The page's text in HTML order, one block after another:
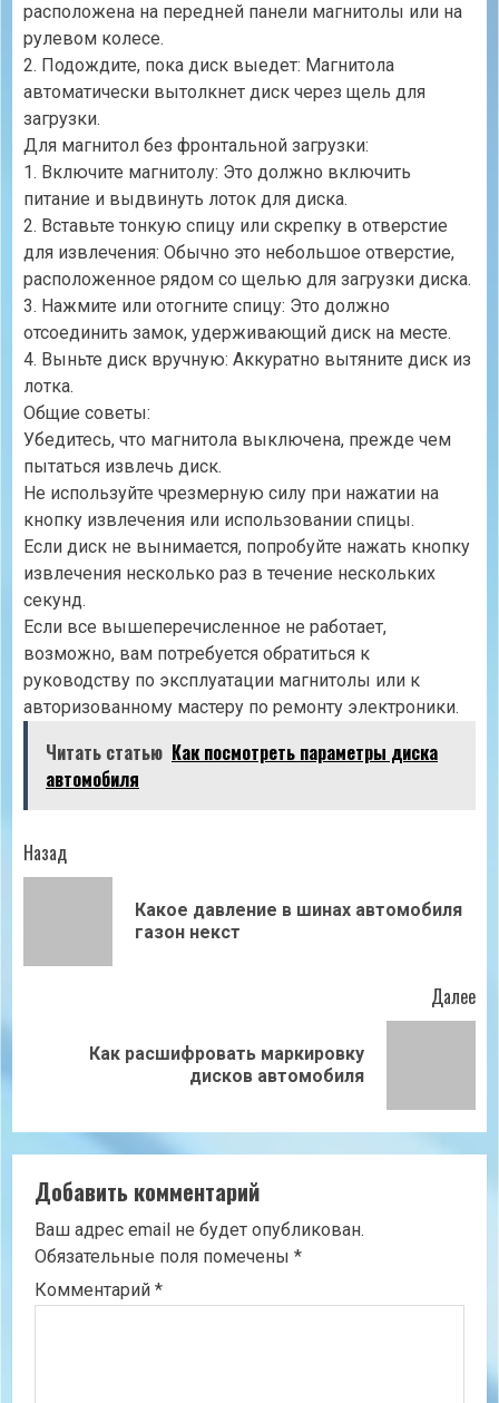
расположена на передней панели магнитолы или на
рулевом колесе.
2. Подождите, пока диск выедет: Магнитола
автоматически вытолкнет диск через щель для
загрузки.
Для магнитол без фронтальной загрузки:
1. Включите магнитолу: Это должно включить
питание и выдвинуть лоток для диска.
2. Вставьте тонкую спицу или скрепку в отверстие
для извлечения: Обычно это небольшое отверстие,
расположенное рядом со щелью для загрузки диска.
3. Нажмите или отогните спицу: Это должно
отсоединить замок, удерживающий диск на месте.
4. Выньте диск вручную: Аккуратно вытяните диск из
лотка.
Общие советы:
Убедитесь, что магнитола выключена, прежде чем
пытаться извлечь диск.
Не используйте чрезмерную силу при нажатии на
кнопку извлечения или использовании спицы.
Если диск не вынимается, попробуйте нажать кнопку
извлечения несколько раз в течение нескольких
секунд.
Если все вышеперечисленное не работает,
возможно, вам потребуется обратиться к
руководству по эксплуатации магнитолы или к
авторизованному мастеру по ремонту электроники.
Читать статью Как посмотреть параметры диска
автомобиля
Продолжить
Назад
Какое давление в шинах автомобиля
газон некст
Далее
СледующаяКак расшифровать маркировку
дисков автомобиля
Добавить комментарий
Ваш адрес email не будет опубликован.
Обязательные поля помечены *
Комментарий *